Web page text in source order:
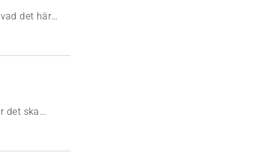
det här
det ska